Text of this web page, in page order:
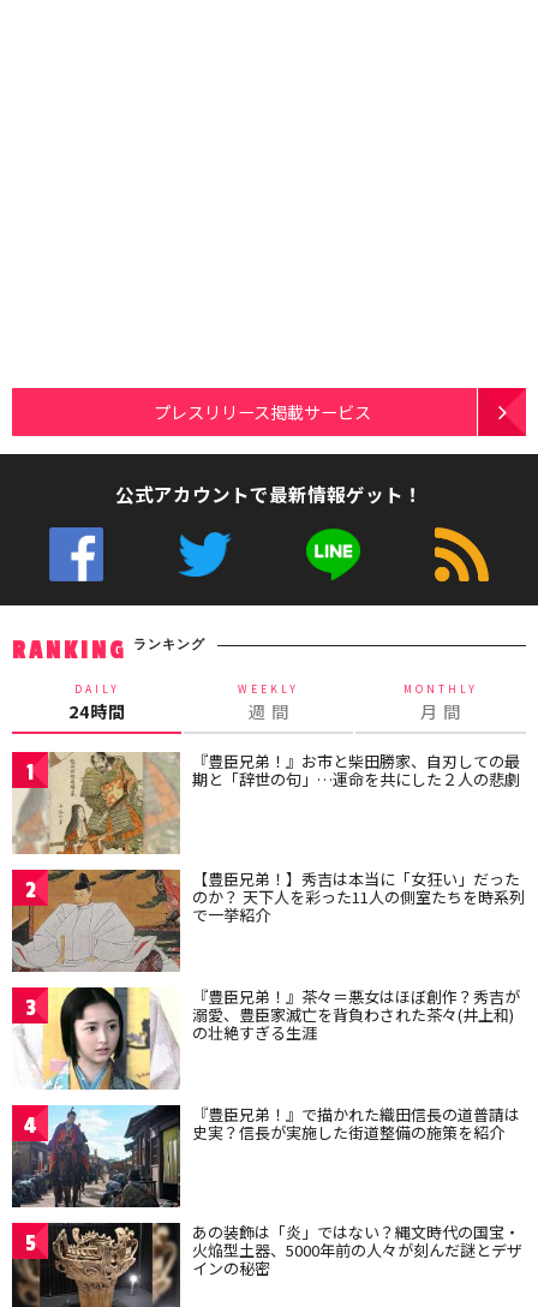
プレスリリース掲載サービス
公式アカウントで最新情報ゲット！
RANKING ランキング
DAILY
24時間
WEEKLY
週 間
MONTHLY
月 間
1 『豊臣兄弟！』お市と柴田勝家、自刃しての最
期と「辞世の句」…運命を共にした２人の悲劇
2 【豊臣兄弟！】秀吉は本当に「女狂い」だった
のか？ 天下人を彩った11人の側室たちを時系列
で一挙紹介
3 『豊臣兄弟！』茶々＝悪女はほぼ創作？秀吉が
溺愛、豊臣家滅亡を背負わされた茶々(井上和)
の壮絶すぎる生涯
4 『豊臣兄弟！』で描かれた織田信長の道普請は
史実？信長が実施した街道整備の施策を紹介
5 あの装飾は「炎」ではない？縄文時代の国宝・
火焔型土器、5000年前の人々が刻んだ謎とデザ
インの秘密